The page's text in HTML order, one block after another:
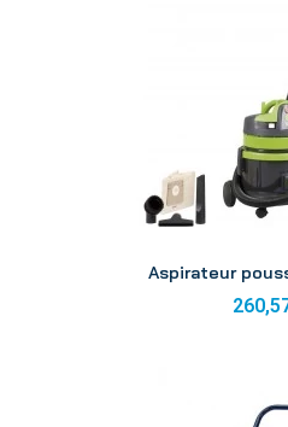
Aspirateur